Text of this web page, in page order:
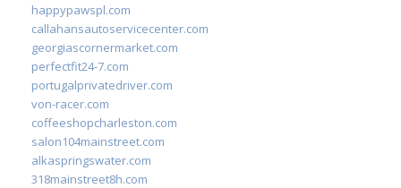
happypawspl.com
callahansautoservicecenter.com
georgiascornermarket.com
perfectfit24-7.com
portugalprivatedriver.com
von-racer.com
coffeeshopcharleston.com
salon104mainstreet.com
alkaspringswater.com
318mainstreet8h.com